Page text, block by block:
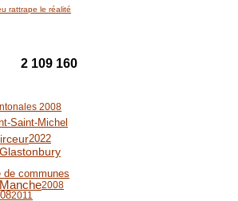
rattrape le réalité
2 109 160
2008
Saint-Michel
2022
Glastonbury
de communes
Manche2008
2011